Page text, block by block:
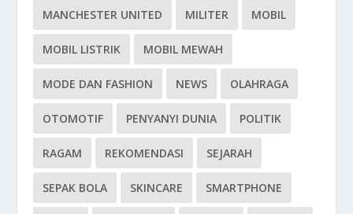
MANCHESTER UNITED MILITER MOBIL
MOBIL LISTRIK MOBIL MEWAH
MODE DAN FASHION NEWS OLAHRAGA
OTOMOTIF PENYANYI DUNIA POLITIK
RAGAM REKOMENDASI SEJARAH
SEPAK BOLA SKINCARE SMARTPHONE